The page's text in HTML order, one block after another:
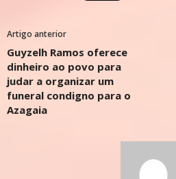
Artigo anterior
Guyzelh Ramos oferece
dinheiro ao povo para
judar a organizar um
funeral condigno para o
Azagaia